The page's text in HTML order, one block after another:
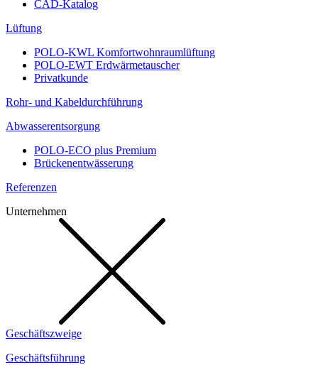
CAD-Katalog
Lüftung
POLO-KWL Komfortwohnraumlüftung
POLO-EWT Erdwärmetauscher
Privatkunde
Rohr- und Kabeldurchführung
Abwasserentsorgung
POLO-ECO plus Premium
Brückenentwässerung
Referenzen
Unternehmen
Geschäftszweige
Geschäftsführung